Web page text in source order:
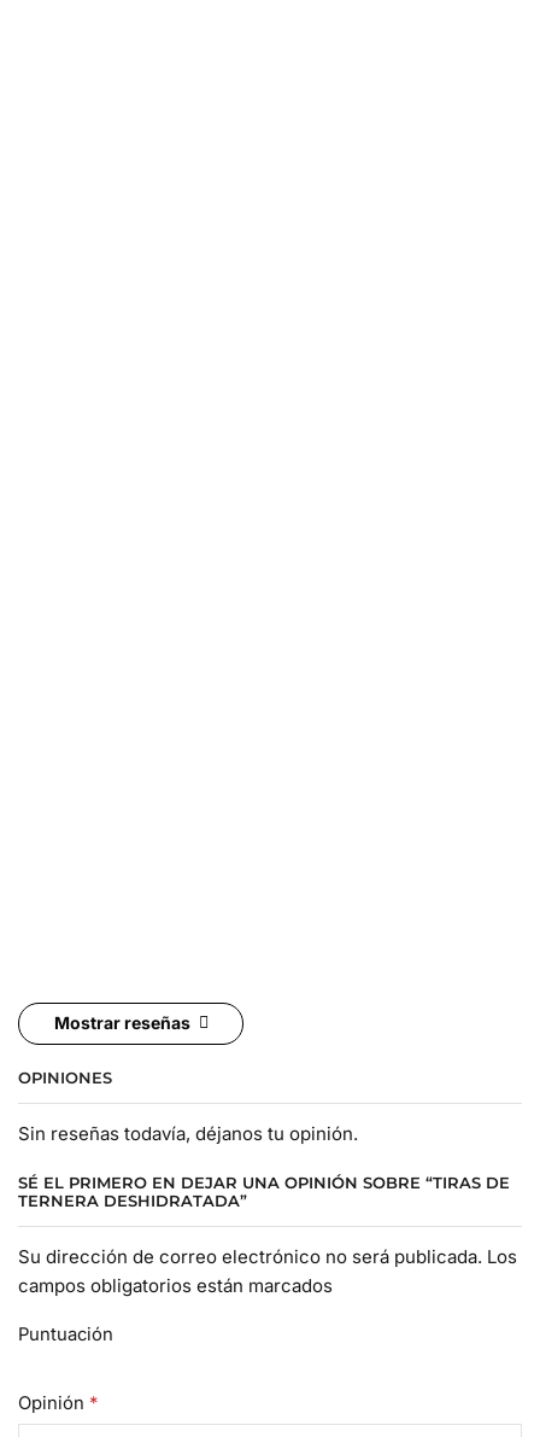
Mostrar reseñas
OPINIONES
Sin reseñas todavía, déjanos tu opinión.
SÉ EL PRIMERO EN DEJAR UNA OPINIÓN SOBRE “TIRAS DE
TERNERA DESHIDRATADA”
Su dirección de correo electrónico no será publicada. Los
campos obligatorios están marcados
Puntuación
Opinión *